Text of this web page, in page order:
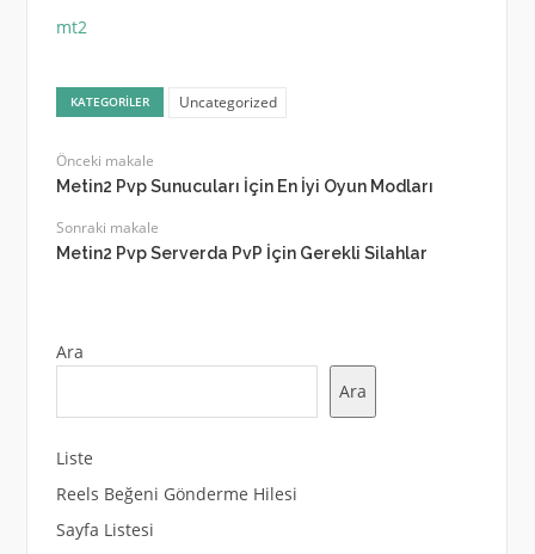
mt2
KATEGORILER Uncategorized
Önceki makale
Metin2 Pvp Sunucuları İçin En İyi Oyun Modları
Sonraki makale
Metin2 Pvp Serverda PvP İçin Gerekli Silahlar
Ara
Ara
Liste
Reels Beğeni Gönderme Hilesi
Sayfa Listesi